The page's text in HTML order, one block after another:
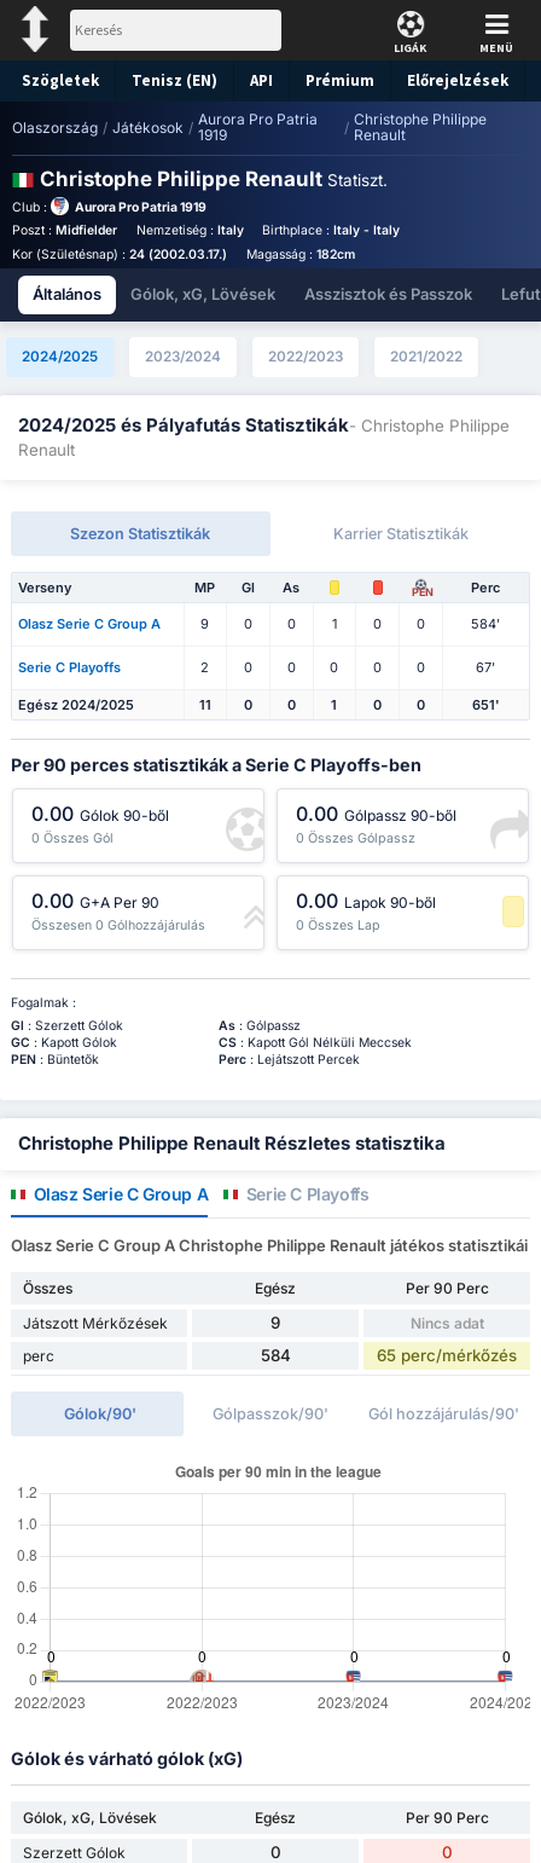
LIGÁK MENÜ
Szögletek Tenisz (EN) API Prémium Előrejelzések
Olaszország / Játékosok / Aurora Pro Patria
1919
/ Christophe Philippe
Renault
Christophe Philippe Renault Statiszt.
Club :
Aurora Pro Patria 1919
Poszt : Midfielder Nemzetiség : Italy Birthplace :Italy - Italy
Kor (Születésnap) : 24 (2002.03.17.) Magasság : 182cm
Általános Gólok, xG, Lövések Asszisztok és Passzok
2024/2025 2023/2024 2022/2023 2021/2022
2024/2025 és Pályafutás Statisztikák- Christophe Philippe
Renault
Szezon Statisztikák Karrier Statisztikák
Verseny MP Gl As PEN Perc
Olasz Serie C Group A 9 0 0 1 0 0 584'
Serie C Playoffs 2 0 0 0 0 0 67'
Egész 2024/2025 11 0 0 1 0 0 651'
Per 90 perces statisztikák a Serie C Playoffs-ben
0.00 Gólok 90-ből
0 Összes Gól
0.00 Gólpassz 90-ből
0 Összes Gólpassz
0.00 G+A Per 90
Összesen 0 Gólhozzájárulás
0.00 Lapok 90-ből
0 Összes Lap
Fogalmak :
Gl : Szerzett Gólok As: Gólpassz
GC : Kapott Gólok CS: Kapott Gól Nélküli Meccsek
PEN : Büntetők Perc: Lejátszott Percek
Christophe Philippe Renault Részletes statisztika
Olasz Serie C Group A Serie C Playoffs
Olasz Serie C Group A Christophe Philippe Renault játékos statisztikái
Összes Egész
Per 90 Perc
Játszott Mérkőzések
9
Nincs adat
perc
584 65 perc/mérkőzés
Gólok/90' Gólpasszok/90' Gól hozzájárulás/90'
Gólok és várható gólok (xG)
Gólok, xG, Lövések Egész
Per 90 Perc
Szerzett Gólok
0 0